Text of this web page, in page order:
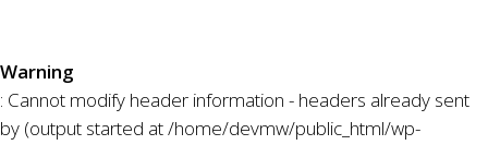
Warning
: Cannot modify header information - headers already sent
by (output started at /home/devmw/public_html/wp-